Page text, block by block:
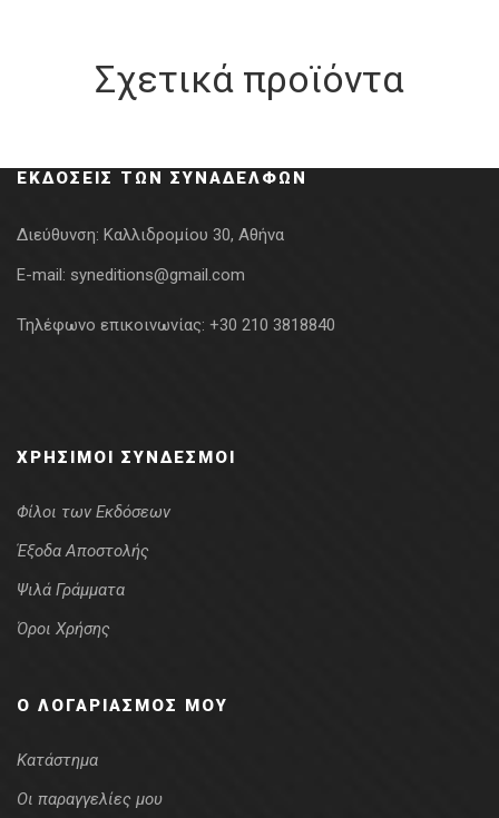
Σχετικά προϊόντα
ΕΚΔΌΣΕΙΣ ΤΩΝ ΣΥΝΑΔΈΛΦΩΝ
Διεύθυνση: Καλλιδρομίου 30, Αθήνα
E-mail: syneditions@gmail.com
Τηλέφωνο επικοινωνίας: +30 210 3818840
ΧΡΉΣΙΜΟΙ ΣΎΝΔΕΣΜΟΙ
Φίλοι των Εκδόσεων
Έξοδα Αποστολής
Ψιλά Γράμματα
Όροι Χρήσης
Ο ΛΟΓΑΡΙΑΣΜΌΣ ΜΟΥ
Κατάστημα
Οι παραγγελίες μου